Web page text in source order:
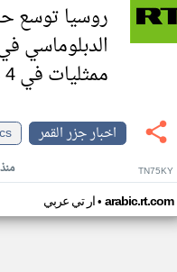
روسيا توسع
الدبلوماسي
ممثليات في 4 دول جديدة
اخبار جزر القمر
TN75KY
ار تي عربي• arabic.rt.com